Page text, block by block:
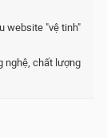
website "vệ tinh"
nghệ, chất lượng